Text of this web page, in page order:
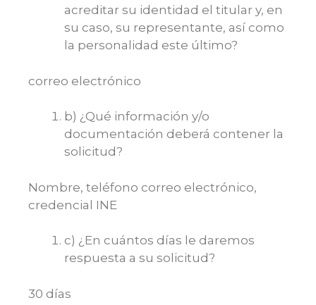
acreditar su identidad el titular y, en
su caso, su representante, así como
la personalidad este último?
correo electrónico
b) ¿Qué información y/o
documentación deberá contener la
solicitud?
Nombre, teléfono correo electrónico,
credencial INE
c) ¿En cuántos días le daremos
respuesta a su solicitud?
30 días